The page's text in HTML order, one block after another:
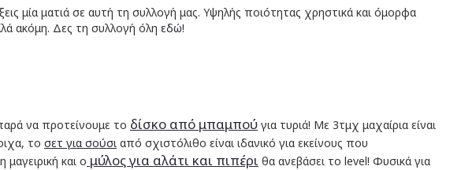
μία ματιά σε αυτή τη συλλογή μας. Υψηλής ποιότητας χρηστικά και όμορφα
ακόμη. Δες τη συλλογή όλη εδώ!
να προτείνουμε το δίσκο από μπαμπού για τυριά! Με 3τμχ μαχαίρια είναι
το σετ για σούσι από σχιστόλιθο είναι ιδανικό για εκείνους που
και ο μύλος για αλάτι και πιπέρι θα ανεβάσει το level! Φυσικά για